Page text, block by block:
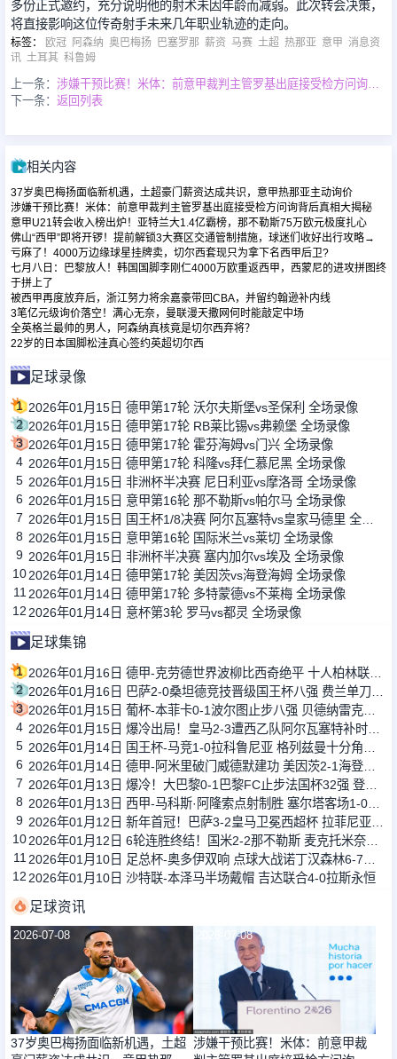
多份正式邀约，充分说明他的射术未因年龄而减弱。此次转会决策，
将直接影响这位传奇射手未来几年职业轨迹的走向。
标签： 欧冠 阿森纳 奥巴梅扬 巴塞罗那 薪资 马赛 土超 热那亚 意甲 消息资
讯 土耳其 科鲁姆
上一条：
涉嫌干预比赛！米体：前意甲裁判主管罗基出庭接受检方问询背后真相大揭秘
下一条： 返回列表
相关内容
37岁奥巴梅扬面临新机遇，土超豪门薪资达成共识，意甲热那亚主动询价
涉嫌干预比赛！米体：前意甲裁判主管罗基出庭接受检方问询背后真相大揭秘
意甲U21转会收入榜出炉！亚特兰大1.4亿霸榜，那不勒斯75万欧元极度扎心
佛山“西甲”即将开锣！提前解锁3大赛区交通管制措施，球迷们收好出行攻略→
亏麻了！4000万边缘球星挂牌卖，切尔西套现只为拿下名西甲后卫?
七月八日：巴黎放人！韩国国脚李刚仁4000万欧重返西甲，西蒙尼的进攻拼图终
于拼上了
被西甲再度放弃后，浙江努力将余嘉豪带回CBA，并留约翰逊补内线
3笔亿元级询价落空！满心无奈，曼联漫天撒网何时能敲定中场
全英格兰最帅的男人，阿森纳真核竟是切尔西弃将？
22岁的日本国脚松洼真心签约英超切尔西
足球录像
1 2026年01月15日 德甲第17轮 沃尔夫斯堡vs圣保利 全场录像
2 2026年01月15日 德甲第17轮 RB莱比锡vs弗赖堡 全场录像
3 2026年01月15日 德甲第17轮 霍芬海姆vs门兴 全场录像
4 2026年01月15日 德甲第17轮 科隆vs拜仁慕尼黑 全场录像
5 2026年01月15日 非洲杯半决赛 尼日利亚vs摩洛哥 全场录像
6 2026年01月15日 意甲第16轮 那不勒斯vs帕尔马 全场录像
7
8 2026年01月15日 意甲第16轮 国际米兰vs莱切 全场录像
9 2026年01月15日 非洲杯半决赛 塞内加尔vs埃及 全场录像
102026年01月14日 德甲第17轮 美因茨vs海登海姆 全场录像
11 2026年01月14日 德甲第17轮 多特蒙德vs不莱梅 全场录像
12 2026年01月14日 意杯第3轮 罗马vs都灵 全场录像
足球集锦
1
2
3
4
5
6
7
8
9
10
11
12 2026年01月10日 沙特联-本泽马半场戴帽 吉达联合4-0拉斯永恒
足球资讯
2026-07-08
37岁奥巴梅扬面临新机遇，土超
2026-07-08
涉嫌干预比赛！米体：前意甲裁